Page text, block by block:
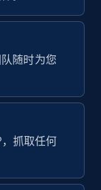
by
Post
随时为您
抓取任何